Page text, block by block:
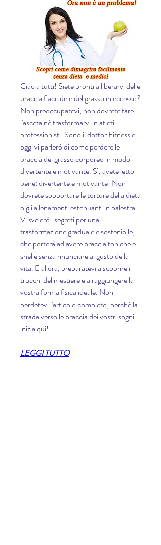
Ciao a tutti! Siete pronti a liberarvi delle
braccia flaccide e del grasso in eccesso?
Non preoccupatevi, non dovrete fare
l'asceta né trasformarvi in atleti
professionisti. Sono il dottor Fitness e
oggi vi parlerò di come perdere le
braccia del grasso corporeo in modo
divertente e motivante. Sì, avete letto
bene: divertente e motivante! Non
dovrete sopportare le torture della dieta
o gli allenamenti estenuanti in palestra.
Vi svelerò i segreti per una
trasformazione graduale e sostenibile,
che porterà ad avere braccia toniche e
snelle senza rinunciare al gusto della
vita. E allora, preparatevi a scoprire i
trucchi del mestiere e a raggiungere la
vostra forma fisica ideale. Non
perdetevi l'articolo completo, perché la
strada verso le braccia dei vostri sogni
inizia qui!
LEGGI TUTTO